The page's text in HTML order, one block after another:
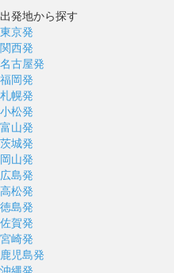
出発地から探す
東京発
関西発
名古屋発
福岡発
札幌発
小松発
富山発
茨城発
岡山発
広島発
高松発
徳島発
佐賀発
宮崎発
鹿児島発